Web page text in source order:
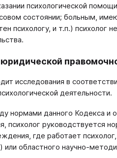
психологической
состоянии; больным,
психологу, и т.п.) психолог
исследования в
деятельности.
нормами данного Кодекса и
психолог руководствуется
где работает
областного научно-